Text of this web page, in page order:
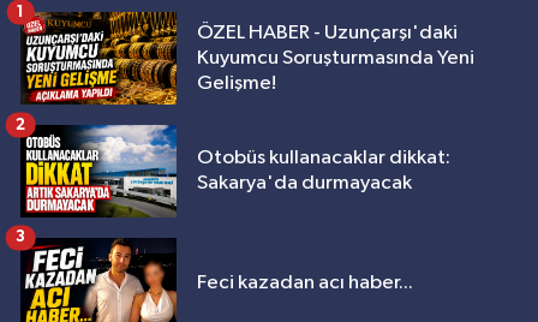
ÖZEL HABER - Uzunçarşı'daki
Kuyumcu Soruşturmasında Yeni
Gelişme!
1
Otobüs kullanacaklar dikkat:
Sakarya'da durmayacak
2
Feci kazadan acı haber...
3